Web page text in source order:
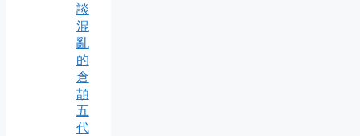
談
混
亂
的
倉
頡
五
代